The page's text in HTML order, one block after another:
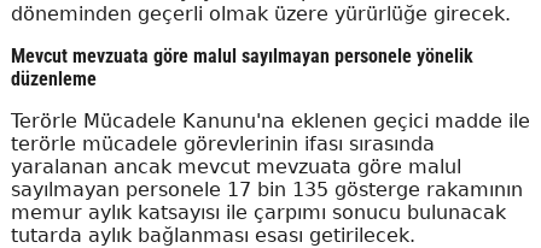
döneminden geçerli olmak üzere yürürlüğe girecek.
Mevcut mevzuata göre malul sayılmayan personele yönelik
düzenleme
Terörle Mücadele Kanunu'na eklenen geçici madde ile
terörle mücadele görevlerinin ifası sırasında
yaralanan ancak mevcut mevzuata göre malul
sayılmayan personele 17 bin 135 gösterge rakamının
memur aylık katsayısı ile çarpımı sonucu bulunacak
tutarda aylık bağlanması esası getirilecek.